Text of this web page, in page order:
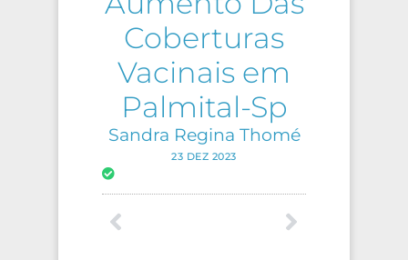
Coberturas
Vacinais em
Palmital-Sp
Sandra Regina Thomé
23 DEZ 2023